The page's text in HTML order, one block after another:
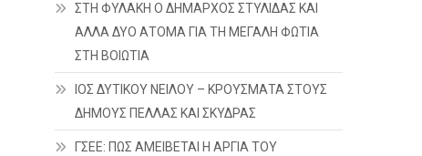
ΣΤΗ ΦΥΛΑΚΗ Ο ΔΗΜΑΡΧΟΣ ΣΤΥΛΙΔΑΣ ΚΑΙ
ΑΛΛΑ ΔΥΟ ΑΤΟΜΑ ΓΙΑ ΤΗ ΜΕΓΑΛΗ ΦΩΤΙΑ
ΣΤΗ ΒΟΙΩΤΙΑ
ΙΟΣ ΔΥΤΙΚΟΥ ΝΕΙΛΟΥ – ΚΡΟΥΣΜΑΤΑ ΣΤΟΥΣ
ΔΗΜΟΥΣ ΠΕΛΛΑΣ ΚΑΙ ΣΚΥΔΡΑΣ
ΓΣΕΕ: ΠΩΣ ΑΜΕΙΒΕΤΑΙ Η ΑΡΓΙΑ ΤΟΥ